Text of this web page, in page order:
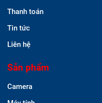
Thanh toán
Tin tức
Liên hệ
Sản phẩm
Camera